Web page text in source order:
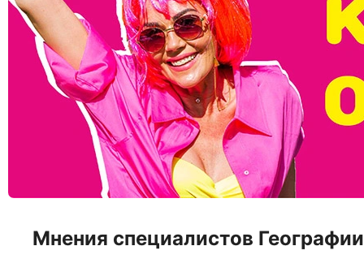
Мнения специалистов Географии